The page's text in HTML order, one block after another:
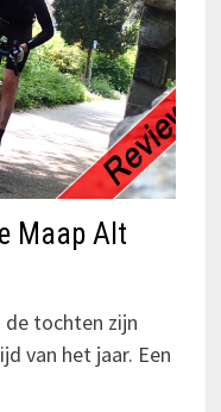
Maap Alt
de tochten zijn
van het jaar. Een